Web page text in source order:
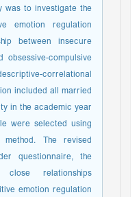
was to investigate the
emotion regulation
between insecure
compulsive
correlational
included all married
in the academic year
were selected using
method. The revised
questionnaire, the
relationships
emotion regulation